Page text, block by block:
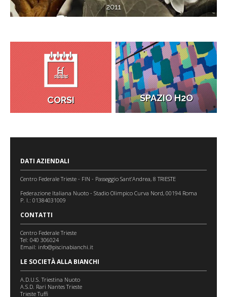
CORSI SPAZIO H2O
DATI AZIENDALI
Centro Federale Trieste - FIN - Passeggio Sant’Andrea, 8 TRIESTE
Federazione Italiana Nuoto - Stadio Olimpico Curva Nord, 00194 Roma
P. I.: 01384031009
CONTATTI
Centro Federale Trieste
Tel: 040 306024
Email: info@piscinabianchi.it
LE SOCIETÀ ALLA BIANCHI
A.D.U.S. Triestina Nuoto
A.S.D. Rari Nantes Trieste
Trieste Tuffi